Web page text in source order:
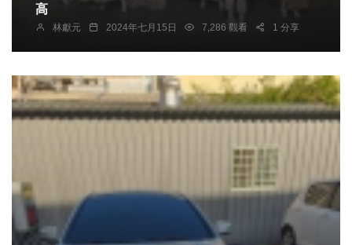
高
林獻元 2024年七月15日 7,286 觀看 1 分享